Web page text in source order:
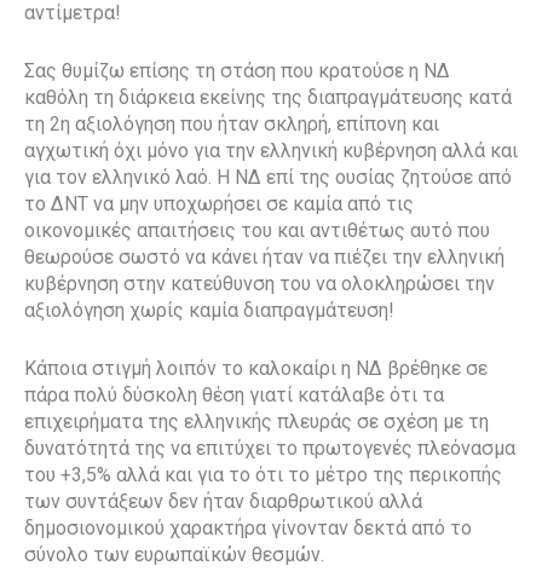
αντίμετρα!
Σας θυμίζω επίσης τη στάση που κρατούσε η ΝΔ
καθόλη τη διάρκεια εκείνης της διαπραγμάτευσης κατά
τη 2η αξιολόγηση που ήταν σκληρή, επίπονη και
αγχωτική όχι μόνο για την ελληνική κυβέρνηση αλλά και
για τον ελληνικό λαό. Η ΝΔ επί της ουσίας ζητούσε από
το ΔΝΤ να μην υποχωρήσει σε καμία από τις
οικονομικές απαιτήσεις του και αντιθέτως αυτό που
θεωρούσε σωστό να κάνει ήταν να πιέζει την ελληνική
κυβέρνηση στην κατεύθυνση του να ολοκληρώσει την
αξιολόγηση χωρίς καμία διαπραγμάτευση!
Κάποια στιγμή λοιπόν το καλοκαίρι η ΝΔ βρέθηκε σε
πάρα πολύ δύσκολη θέση γιατί κατάλαβε ότι τα
επιχειρήματα της ελληνικής πλευράς σε σχέση με τη
δυνατότητά της να επιτύχει το πρωτογενές πλεόνασμα
του +3,5% αλλά και για το ότι το μέτρο της περικοπής
των συντάξεων δεν ήταν διαρθρωτικού αλλά
δημοσιονομικού χαρακτήρα γίνονταν δεκτά από το
σύνολο των ευρωπαϊκών θεσμών.